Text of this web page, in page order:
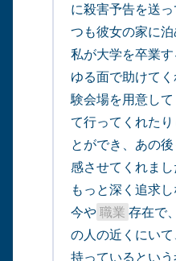
に殺害予告を送
つも彼女の家に
私が大学を卒業
ゆる面で助けて
験会場を用意し
て行ってくれた
とができ、あの
感させてくれまし
もっと深く追求
今や 職業 存在で
の人の近くにい
持っているという